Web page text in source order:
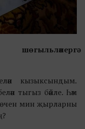
кызыксындым.
тыгыз бәйле. Һәм
өчен мин җырларны